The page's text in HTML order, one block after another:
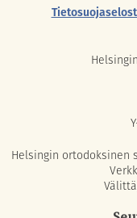
Helsingin ortodoksinen